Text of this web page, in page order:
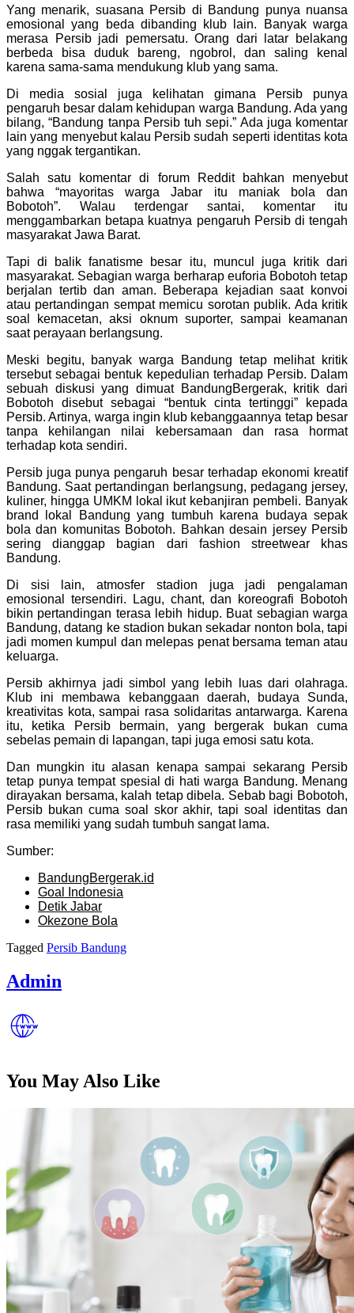
Yang menarik, suasana Persib di Bandung punya nuansa
emosional yang beda dibanding klub lain. Banyak warga
merasa Persib jadi pemersatu. Orang dari latar belakang
berbeda bisa duduk bareng, ngobrol, dan saling kenal
karena sama-sama mendukung klub yang sama.
Di media sosial juga kelihatan gimana Persib punya
pengaruh besar dalam kehidupan warga Bandung. Ada yang
bilang, “Bandung tanpa Persib tuh sepi.” Ada juga komentar
lain yang menyebut kalau Persib sudah seperti identitas kota
yang nggak tergantikan.
Salah satu komentar di forum Reddit bahkan menyebut
bahwa “mayoritas warga Jabar itu maniak bola dan
Bobotoh”. Walau terdengar santai, komentar itu
menggambarkan betapa kuatnya pengaruh Persib di tengah
masyarakat Jawa Barat.
Tapi di balik fanatisme besar itu, muncul juga kritik dari
masyarakat. Sebagian warga berharap euforia Bobotoh tetap
berjalan tertib dan aman. Beberapa kejadian saat konvoi
atau pertandingan sempat memicu sorotan publik. Ada kritik
soal kemacetan, aksi oknum suporter, sampai keamanan
saat perayaan berlangsung.
Meski begitu, banyak warga Bandung tetap melihat kritik
tersebut sebagai bentuk kepedulian terhadap Persib. Dalam
sebuah diskusi yang dimuat BandungBergerak, kritik dari
Bobotoh disebut sebagai “bentuk cinta tertinggi” kepada
Persib. Artinya, warga ingin klub kebanggaannya tetap besar
tanpa kehilangan nilai kebersamaan dan rasa hormat
terhadap kota sendiri.
Persib juga punya pengaruh besar terhadap ekonomi kreatif
Bandung. Saat pertandingan berlangsung, pedagang jersey,
kuliner, hingga UMKM lokal ikut kebanjiran pembeli. Banyak
brand lokal Bandung yang tumbuh karena budaya sepak
bola dan komunitas Bobotoh. Bahkan desain jersey Persib
sering dianggap bagian dari fashion streetwear khas
Bandung.
Di sisi lain, atmosfer stadion juga jadi pengalaman
emosional tersendiri. Lagu, chant, dan koreografi Bobotoh
bikin pertandingan terasa lebih hidup. Buat sebagian warga
Bandung, datang ke stadion bukan sekadar nonton bola, tapi
jadi momen kumpul dan melepas penat bersama teman atau
keluarga.
Persib akhirnya jadi simbol yang lebih luas dari olahraga.
Klub ini membawa kebanggaan daerah, budaya Sunda,
kreativitas kota, sampai rasa solidaritas antarwarga. Karena
itu, ketika Persib bermain, yang bergerak bukan cuma
sebelas pemain di lapangan, tapi juga emosi satu kota.
Dan mungkin itu alasan kenapa sampai sekarang Persib
tetap punya tempat spesial di hati warga Bandung. Menang
dirayakan bersama, kalah tetap dibela. Sebab bagi Bobotoh,
Persib bukan cuma soal skor akhir, tapi soal identitas dan
rasa memiliki yang sudah tumbuh sangat lama.
Sumber:
BandungBergerak.id
Goal Indonesia
Detik Jabar
Okezone Bola
Tagged Persib Bandung
Admin
You May Also Like